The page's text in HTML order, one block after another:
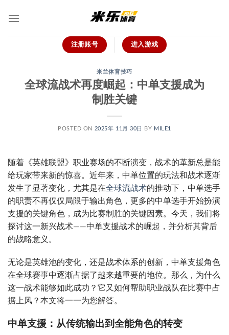
注册账号 进入游戏
米兰体育技巧
全球流战术再度崛起：中单支援成为
制胜关键
POSTED ON 2025年 11月 30日 BY MILE1
随着《英雄联盟》职业赛场的不断演变，战术的革新总是能
给玩家带来新的惊喜。近年来，中单位置的玩法和战术逐渐
发生了显著变化，尤其是在全球流战术的推动下，中单选手
的职责不再仅仅局限于输出角色，更多的中单选手开始扮演
支援的关键角色，成为比赛制胜的关键因素。今天，我们将
探讨这一新兴战术——中单支援战术的崛起，并分析其背后
的战略意义。
无论是英雄池的变化，还是战术体系的创新，中单支援角色
在全球赛事中逐渐占据了越来越重要的地位。那么，为什么
这一战术能够如此成功？它又如何帮助职业战队在比赛中占
据上风？本文将一一为您解答。
中单支援：从传统输出到全能角色的转变